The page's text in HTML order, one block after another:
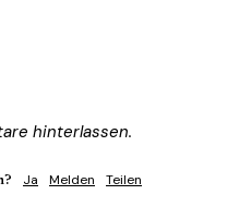
hinterlassen.
Ja Melden Teilen